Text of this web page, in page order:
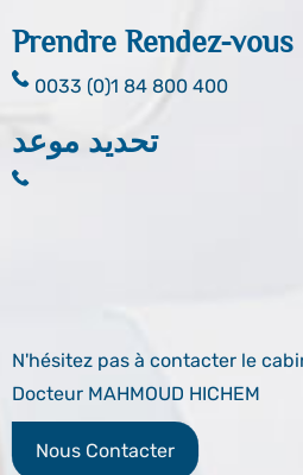
Prendre Rendez-vous
0033 (0)1 84 800 400
تحديد موعد
N'hésitez pas à contacter le
Docteur MAHMOUD HICHEM
Nous Contacter